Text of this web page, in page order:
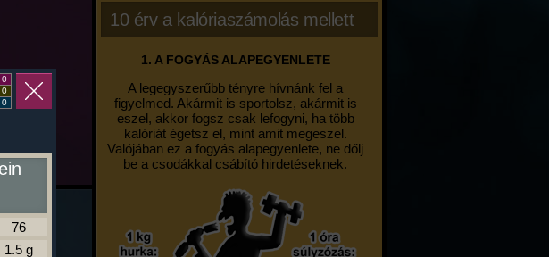
10 érv a kalóriaszámolás mellett
1. A FOGYÁS ALAPEGYENLETE
A legegyszerűbb tényre hívnánk fel a
figyelmed. Akármit is sportolsz, akármit is
eszel, akkor fogsz csak lefogyni, ha több
kalóriát égetsz el, mint amit megeszel.
Valójában ez a fogyás alapegyenlete, ne dőlj
be a csodákkal csábító hirdetéseknek.
0
0
0